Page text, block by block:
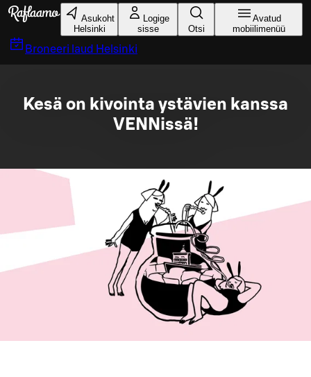
Liigu peamise sisu juurde
Asukoht
Helsinki
Logige
sisse
Otsi
Avatud
mobiilimenüü
Broneeri laud Helsinki
Kesä on kivointa ystävien kanssa
VENNissä!